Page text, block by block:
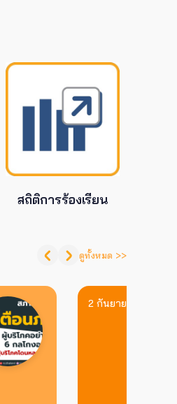
ลอดภัย
ดี รีวิวร้านเค้ก 1 ดาว
ผู้บริโภค” แสดงความ
ริต
สถิติการร้องเรียน
ดูทั้งหมด >>
2 กันยายน 2568